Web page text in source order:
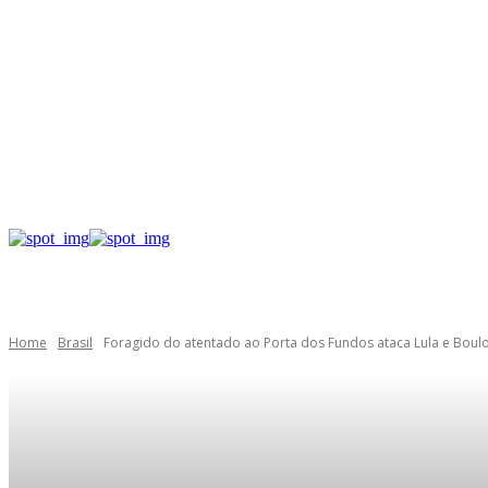
Home Brasil Foragido do atentado ao Porta dos Fundos ataca Lula e